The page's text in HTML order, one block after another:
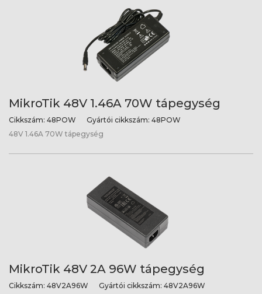
MikroTik 48V 1.46A 70W tápegység
Cikkszám: 48POW Gyártói cikkszám: 48POW
48V 1.46A 70W tápegység
MikroTik 48V 2A 96W tápegység
Cikkszám: 48V2A96W Gyártói cikkszám: 48V2A96W